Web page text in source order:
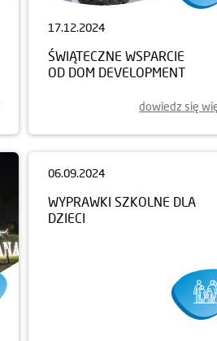
17.12.2024
ŚWIĄTECZNE WSPARCIE
OD DOM DEVELOPMENT
dowiedz się